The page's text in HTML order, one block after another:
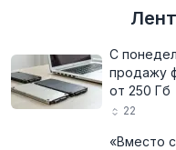
С
продажу
от 250 Гб
22
«Вместо